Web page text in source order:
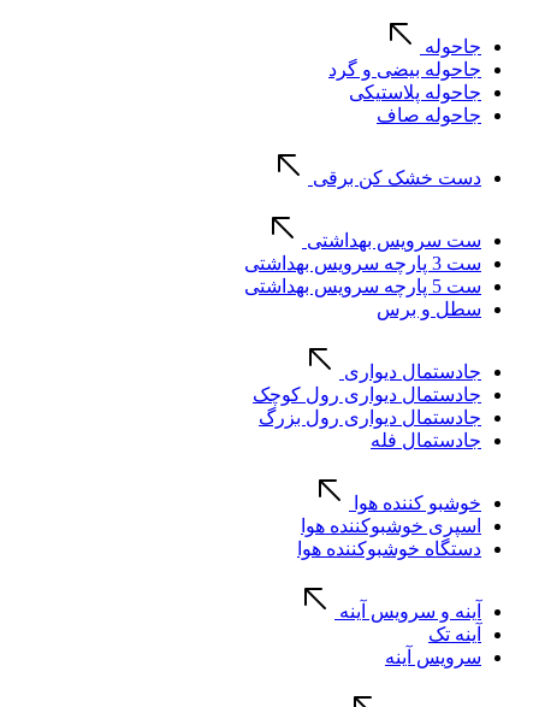
جاحوله
جاحوله بیضی و گرد
جاحوله پلاستیکی
جاحوله صاف
دست خشک کن برقی
ست سرویس بهداشتی
ست 3 پارچه سرویس بهداشتی
ست 5 پارچه سرویس بهداشتی
سطل و برس
جادستمال دیواری
جادستمال دیواری رول کوچک
جادستمال دیواری رول بزرگ
جادستمال فله
خوشبو کننده هوا
اسپری خوشبوکننده هوا
دستگاه خوشبوکننده هوا
آینه و سرویس آینه
آینه تک
سرویس آینه